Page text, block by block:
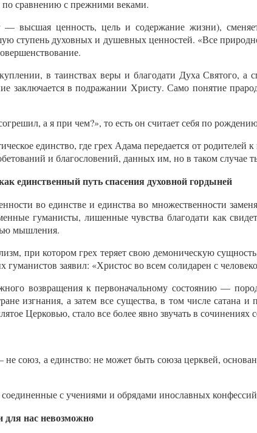
сравнению с прежними веками.
высшая ценность, цель и содержание жизни),
ступень духовных и душевных ценностей. «Все
в таинствах веры и благодати Духа Святого, а
заключается в подражании Христу. Само понятие
а я при чем?», то есть он считает себя по
единство, где грех Адама передается от
и благословений, данных им, но в таком
единственный путь спасения духовной гордыней
во единстве и единства во множественности
гуманисты, лишенные чувства благодати как
мышления.
при котором грех теряет свою демоническую
заявил: «Христос во всем солидарен с
возвращения к первоначальному состоянию —
изгнания, а затем все существа, в том числе
Церковью, стало все более явно звучать в
союз, а единство: не может быть союза церквей,
с учениями и обрядами инославных
для нас невозможно